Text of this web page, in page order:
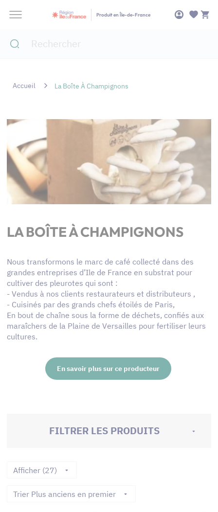
Produit en Île-de-France
Accueil La Boîte À Champignons
LA BOÎTE À CHAMPIGNONS
Nous transformons le marc de café collecté dans des
grandes entreprises d’Ile de France en substrat pour
cultiver des pleurotes qui sont :
- Vendus à nos clients restaurateurs et distributeurs ,
- Cuisinés par des grands chefs étoilés de Paris,
En bout de chaîne sous la forme de déchets, confiés aux
maraîchers de la Plaine de Versailles pour fertiliser leurs
cultures.
En savoir plus sur ce producteur
FILTRER LES PRODUITS
Afficher (27)
Trier Plus anciens en premier